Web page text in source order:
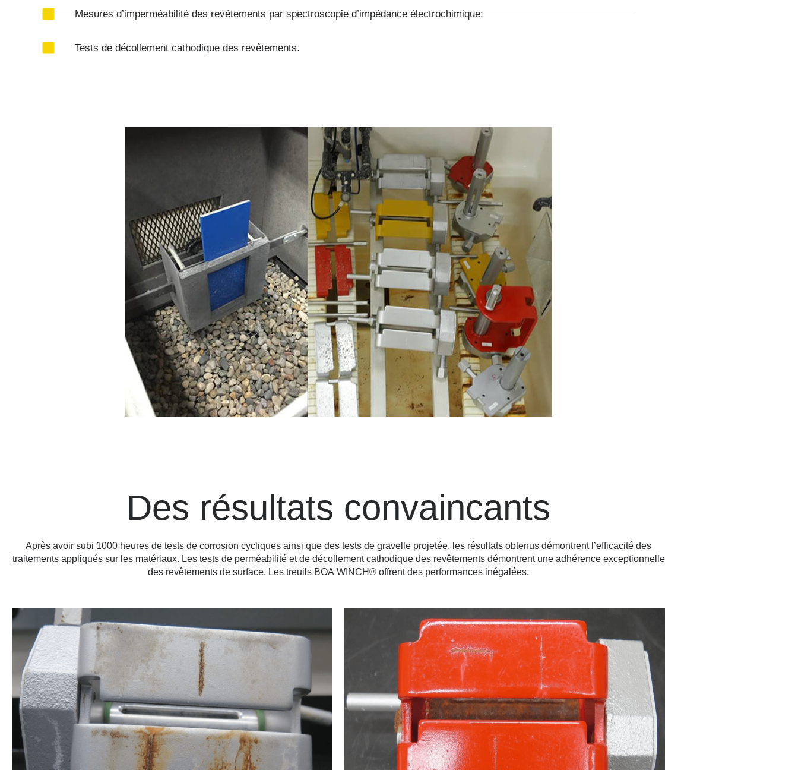
Mesures d’imperméabilité des revêtements par spectroscopie d’impédance électrochimique;
Tests de décollement cathodique des revêtements.
Des résultats convaincants
Après avoir subi 1000 heures de tests de corrosion cycliques ainsi que des tests de gravelle projetée, les résultats obtenus démontrent l’efficacité des
traitements appliqués sur les matériaux. Les tests de perméabilité et de décollement cathodique des revêtements démontrent une adhérence exceptionnelle
des revêtements de surface. Les treuils BOA WINCH® offrent des performances inégalées.